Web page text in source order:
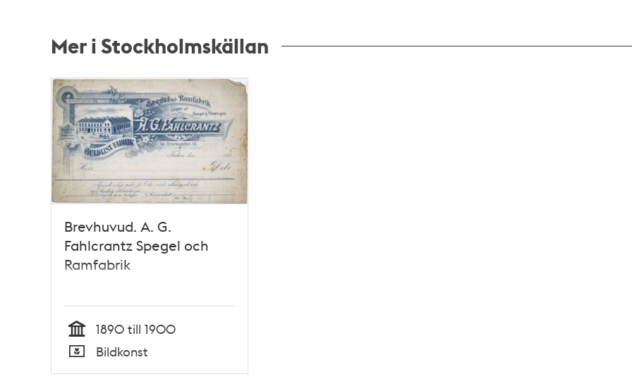
Mer i Stockholmskällan
Relaterade
poster
och
teman
Brevhuvud. A. G.
Fahlcrantz Spegel och
Ramfabrik
Tid
1890 till 1900
Typ
Bildkonst